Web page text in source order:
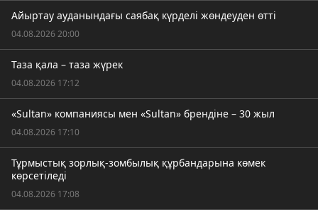
Айыртау ауданындағы саябақ күрделі жөндеуден өтті
04.08.2026 20:00
Таза қала – таза жүрек
04.08.2026 17:12
«Sultan» компаниясы мен «Sultan» брендіне – 30 жыл
04.08.2026 17:10
Тұрмыстық зорлық-зомбылық құрбандарына көмек
көрсетіледі
04.08.2026 17:08